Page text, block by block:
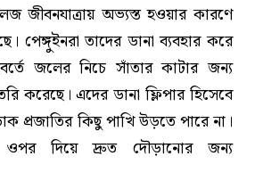
জীবনযাত্রায় অভ্যস্ত হওয়ার কারণে
পেঙ্গুইনরা তাদের ডানা ব্যবহার করে
জলের নিচে সাঁতার কাটার জন্য
করেছে। এদের ডানা ফ্লিপার হিসেবে
প্রজাতির কিছু পাখি উড়তে পারে না।
ওপর দিয়ে দ্রুত দৌড়ানোর জন্য